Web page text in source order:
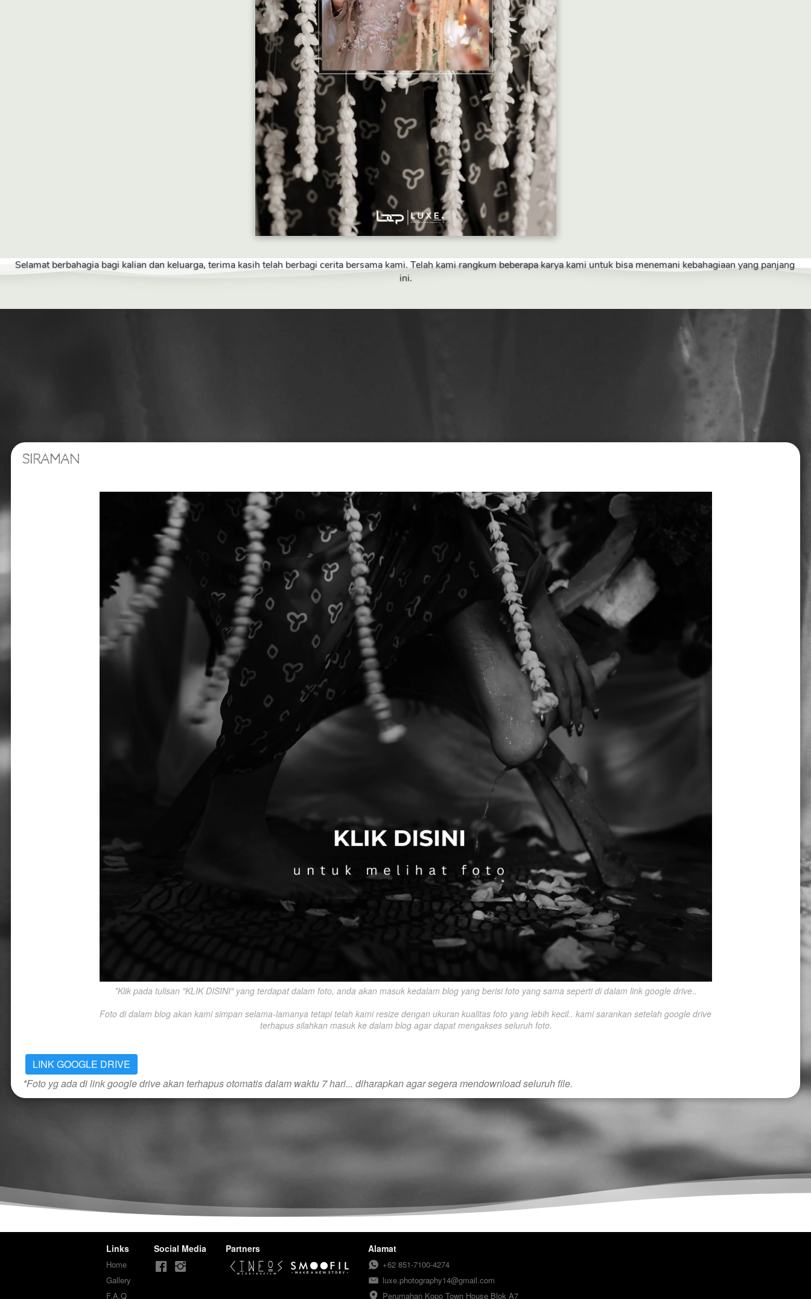
Selamat berbahagia bagi kalian dan keluarga, terima kasih telah berbagi cerita bersama kami. Telah kami rangkum beberapa karya kami untuk bisa menemani kebahagiaan yang panjang
ini.
SIRAMAN
*Klik pada tulisan "KLIK DISINI" yang terdapat dalam foto, anda akan masuk kedalam blog yang berisi foto yang sama seperti di dalam link google drive..
Foto di dalam blog akan kami simpan selama-lamanya tetapi telah kami resize dengan ukuran kualitas foto yang lebih kecil.. kami sarankan setelah google drive
terhapus silahkan masuk ke dalam blog agar dapat mengakses seluruh foto.
LINK GOOGLE DRIVE
*Foto yg ada di link google drive akan terhapus otomatis dalam waktu 7 hari... diharapkan agar segera mendownload seluruh file.
Links
Home
Gallery
F.A.Q
Social Media Partners Alamat
+62 851-7100-4274
luxe.photography14@gmail.com
Perumahan Kopo Town House Blok A7